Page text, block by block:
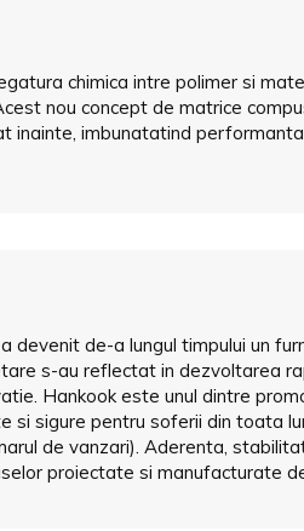
chimica intre polimer si
nou concept de matrice
inainte, imbunatatind
devenit de-a lungul timpului un
s-au reflectat in dezvoltarea
Hankook este unul dintre
si sigure pentru soferii din toata
de vanzari). Aderenta,
proiectate si manufacturate